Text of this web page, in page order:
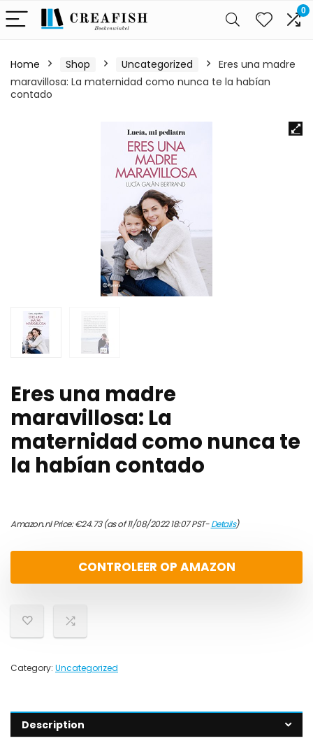
0
Home Shop Uncategorized
Eres una madre
maravillosa: La maternidad como nunca te la habían
contado
Eres una madre
maravillosa: La
maternidad como nunca te
la habían contado
Amazon.nl Price:€24.73(as of 11/08/2022 18:07 PST-Details)
CONTROLEER OP AMAZON
Category: Uncategorized
Description